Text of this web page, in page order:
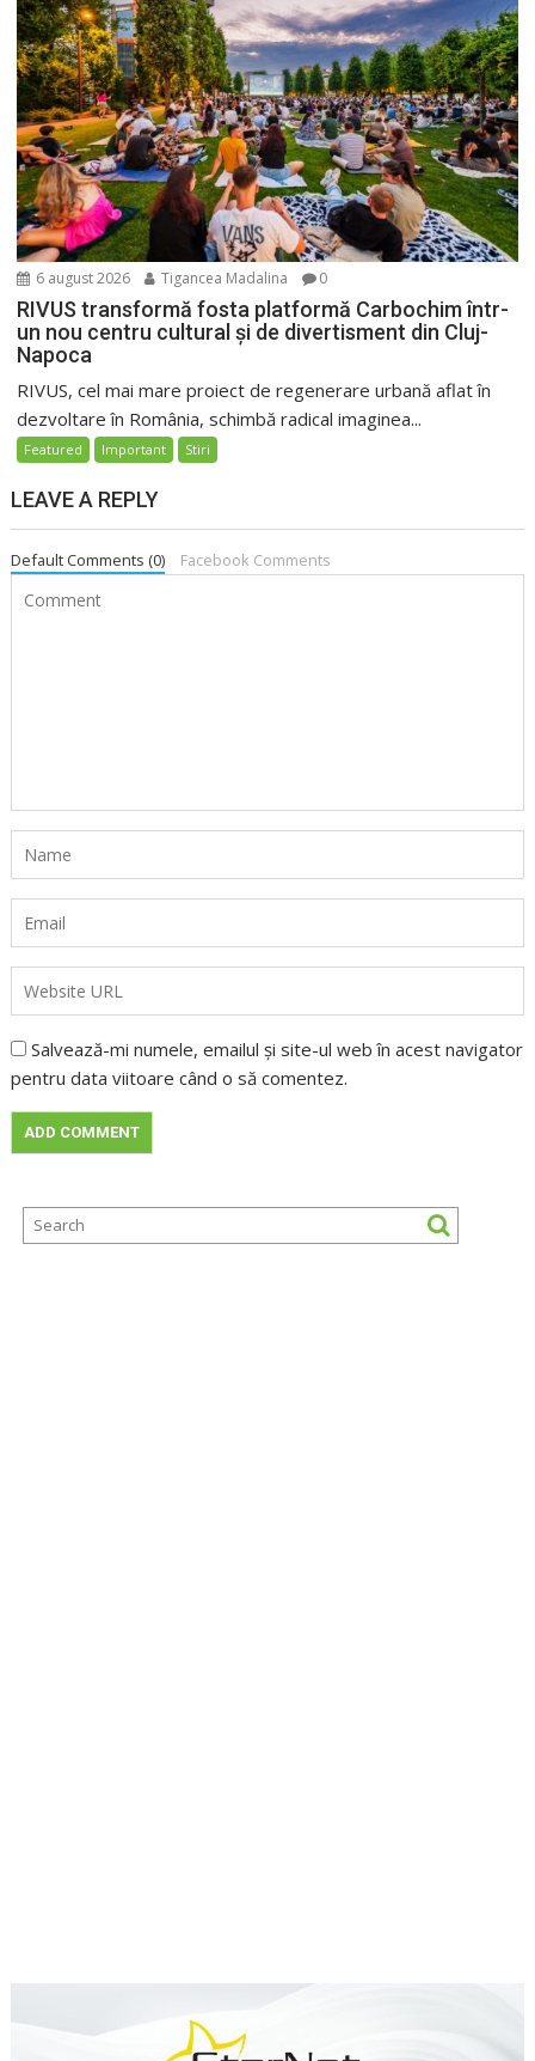
6 august 2026 Tigancea Madalina 0
RIVUS transformă fosta platformă Carbochim într-
un nou centru cultural și de divertisment din Cluj-
Napoca
RIVUS, cel mai mare proiect de regenerare urbană aflat în
dezvoltare în România, schimbă radical imaginea...
Featured Important Stiri
LEAVE A REPLY
Default Comments (0) Facebook Comments
Salvează-mi numele, emailul și site-ul web în acest navigator
pentru data viitoare când o să comentez.